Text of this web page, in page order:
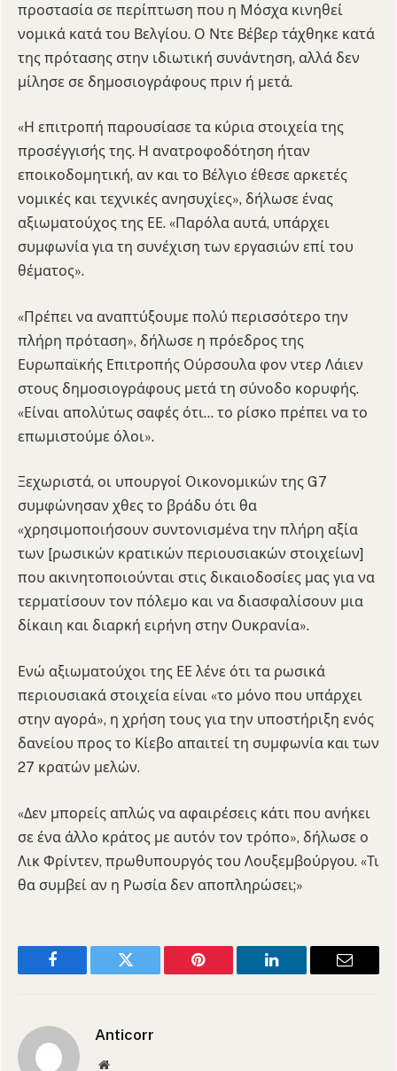
προστασία σε περίπτωση που η Μόσχα κινηθεί
νομικά κατά του Βελγίου. Ο Ντε Βέβερ τάχθηκε κατά
της πρότασης στην ιδιωτική συνάντηση, αλλά δεν
μίλησε σε δημοσιογράφους πριν ή μετά.
«Η επιτροπή παρουσίασε τα κύρια στοιχεία της
προσέγγισής της. Η ανατροφοδότηση ήταν
εποικοδομητική, αν και το Βέλγιο έθεσε αρκετές
νομικές και τεχνικές ανησυχίες», δήλωσε ένας
αξιωματούχος της ΕΕ. «Παρόλα αυτά, υπάρχει
συμφωνία για τη συνέχιση των εργασιών επί του
θέματος».
«Πρέπει να αναπτύξουμε πολύ περισσότερο την
πλήρη πρόταση», δήλωσε η πρόεδρος της
Ευρωπαϊκής Επιτροπής Ούρσουλα φον ντερ Λάιεν
στους δημοσιογράφους μετά τη σύνοδο κορυφής.
«Είναι απολύτως σαφές ότι… το ρίσκο πρέπει να το
επωμιστούμε όλοι».
Ξεχωριστά, οι υπουργοί Οικονομικών της G7
συμφώνησαν χθες το βράδυ ότι θα
«χρησιμοποιήσουν συντονισμένα την πλήρη αξία
των [ρωσικών κρατικών περιουσιακών στοιχείων]
που ακινητοποιούνται στις δικαιοδοσίες μας για να
τερματίσουν τον πόλεμο και να διασφαλίσουν μια
δίκαιη και διαρκή ειρήνη στην Ουκρανία».
Ενώ αξιωματούχοι της ΕΕ λένε ότι τα ρωσικά
περιουσιακά στοιχεία είναι «το μόνο που υπάρχει
στην αγορά», η χρήση τους για την υποστήριξη ενός
δανείου προς το Κίεβο απαιτεί τη συμφωνία και των
27 κρατών μελών.
«Δεν μπορείς απλώς να αφαιρέσεις κάτι που ανήκει
σε ένα άλλο κράτος με αυτόν τον τρόπο», δήλωσε ο
Λικ Φρίντεν, πρωθυπουργός του Λουξεμβούργου. «Τι
θα συμβεί αν η Ρωσία δεν αποπληρώσει;»
Facebook Twitter Pinterest LinkedIn Email
Anticorr
Website